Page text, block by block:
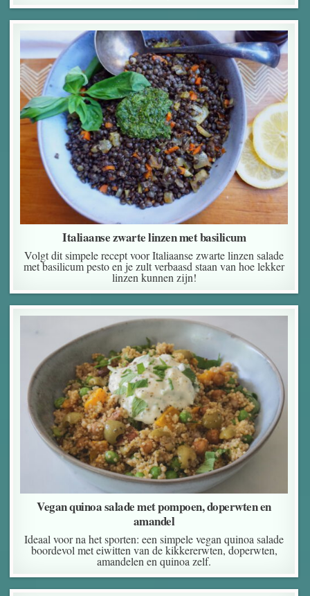
Italiaanse zwarte linzen met basilicum
Volgt dit simpele recept voor Italiaanse zwarte linzen salade
met basilicum pesto en je zult verbaasd staan van hoe lekker
linzen kunnen zijn!
Vegan quinoa salade met pompoen, doperwten en
amandel
Ideaal voor na het sporten: een simpele vegan quinoa salade
boordevol met eiwitten van de kikkererwten, doperwten,
amandelen en quinoa zelf.